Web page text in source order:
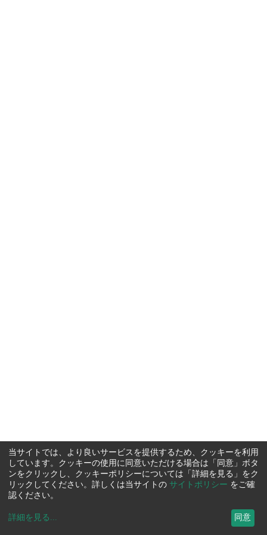
当サイトでは、より良いサービスを提供するため、クッキーを利用
しています。クッキーの使用に同意いただける場合は「同意」ボタ
ンをクリックし、クッキーポリシーについては「詳細を見る」をク
リックしてください。詳しくは当サイトの サイトポリシー をご確
認ください。
詳細を見る ... 同意